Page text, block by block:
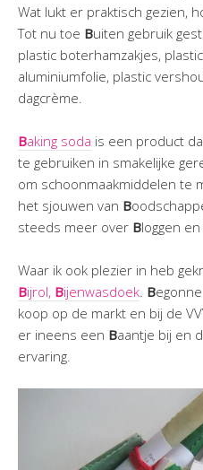
Wat lukt er praktisch gezien,
Tot nu toe Buiten gebruik
plastic boterhamzakjes,
aluminiumfolie, plastic
dagcrème.
Baking soda is een product
te gebruiken in smakelijke
om schoonmaakmiddelen te
het sjouwen van B
steeds meer over Bloggen
Waar ik ook plezier in heb
Bijrol, Bijenwasdoek. B
koop op de markt en bij de
er ineens een Baantje bij en
ervaring.